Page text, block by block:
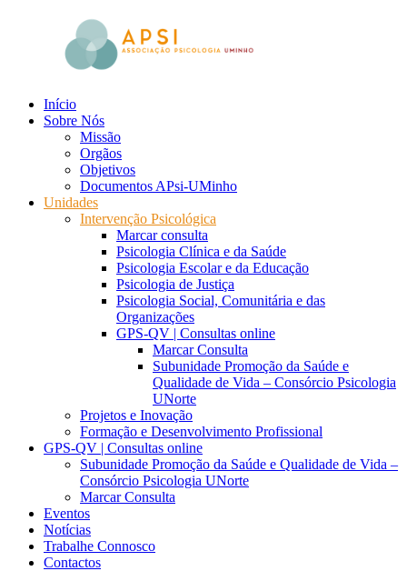
aPsi
Associação
Psicologia
Início
Sobre Nós
Missão
Orgãos
Objetivos
Documentos APsi-UMinho
Unidades
Intervenção Psicológica
Marcar consulta
Psicologia Clínica e da Saúde
Psicologia Escolar e da Educação
Psicologia de Justiça
Psicologia Social, Comunitária e das
Organizações
GPS-QV | Consultas online
Marcar Consulta
Subunidade Promoção da Saúde e
Qualidade de Vida – Consórcio Psicologia
UNorte
Projetos e Inovação
Formação e Desenvolvimento Profissional
GPS-QV | Consultas online
Subunidade Promoção da Saúde e Qualidade de Vida –
Consórcio Psicologia UNorte
Marcar Consulta
Eventos
Notícias
Trabalhe Connosco
Contactos